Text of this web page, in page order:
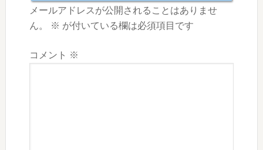
メールアドレスが公開されることはありませ
ん。
※ が付いている欄は必須項目です
コメント ※